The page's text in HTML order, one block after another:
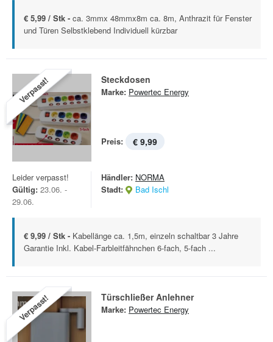
€ 5,99 / Stk - ca. 3mmx 48mmx8m ca. 8m, Anthrazit für Fenster
und Türen Selbstklebend Individuell kürzbar
Verpasst! Steckdosen
Marke: Powertec Energy
Preis: € 9,99
Leider verpasst!
Gültig: 23.06. -
29.06.
Händler: NORMA
Stadt:
Bad Ischl
€ 9,99 / Stk - Kabellänge ca. 1,5m, einzeln schaltbar 3 Jahre
Garantie Inkl. Kabel-Farbleitfähnchen 6-fach, 5-fach ...
Verpasst! Türschließer Anlehner
Marke: Powertec Energy